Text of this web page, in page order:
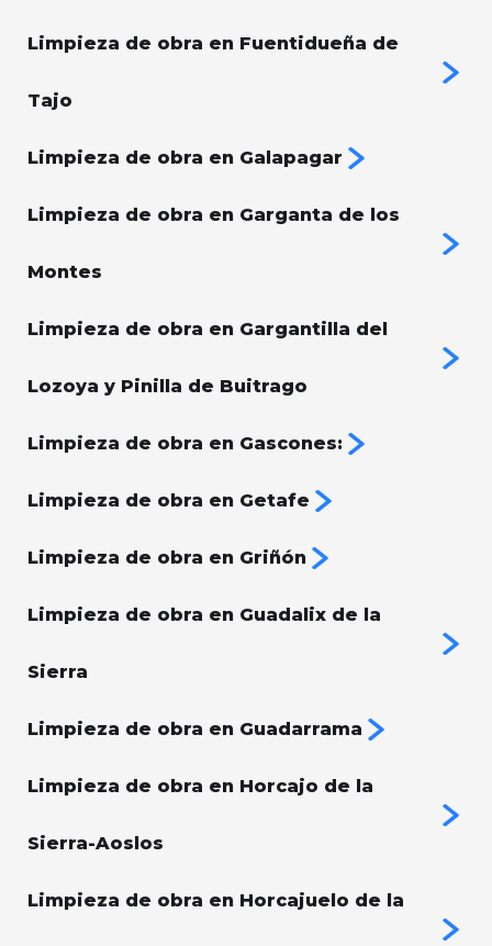
Limpieza de obra en Fuentidueña de
Tajo
Limpieza de obra en Galapagar
Limpieza de obra en Garganta de los
Montes
Limpieza de obra en Gargantilla del
Lozoya y Pinilla de Buitrago
Limpieza de obra en Gascones:
Limpieza de obra en Getafe
Limpieza de obra en Griñón
Limpieza de obra en Guadalix de la
Sierra
Limpieza de obra en Guadarrama
Limpieza de obra en Horcajo de la
Sierra-Aoslos
Limpieza de obra en Horcajuelo de la